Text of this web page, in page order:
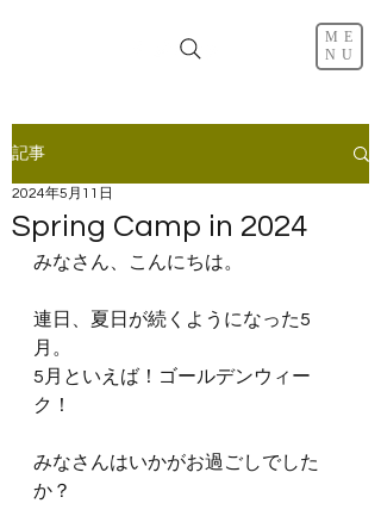
ME
NU
記事
Spring Camp in 2024
2024年5月11日
みなさん、こんにちは。
連日、夏日が続くようになった5
月。
5月といえば！ゴールデンウィー
ク！
みなさんはいかがお過ごしでした
か？